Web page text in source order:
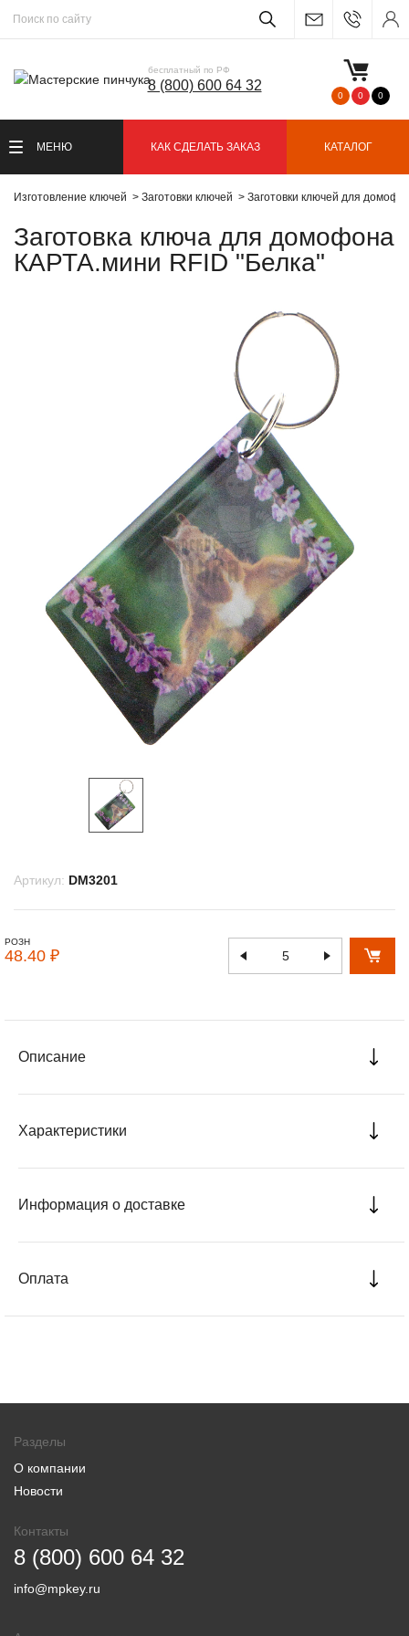
бесплатный по РФ
8 (800) 600 64 32
0 0 0
МЕНЮ КАК СДЕЛАТЬ ЗАКАЗ КАТАЛОГ
Изготовление ключей Заготовки ключей Заготовки ключей для
Заготовка ключа для домофона
КАРТА.мини RFID "Белка"
Артикул: DM3201
РОЗН
48.40 ₽
Описание
Характеристики
Информация о доставке
Оплата
Разделы
О компании
Новости
Контакты
8 (800) 600 64 32
info@mpkey.ru